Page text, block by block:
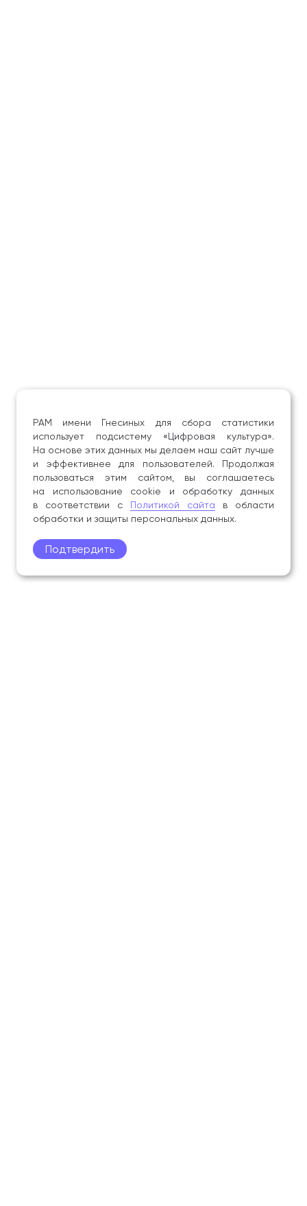
РАМ имени Гнесиных для сбора статистики
использует подсистему «Цифровая культура».
На основе этих данных мы делаем наш сайт лучше
и эффективнее для пользователей. Продолжая
пользоваться этим сайтом, вы соглашаетесь
на использование cookie и обработку данных
в соответствии с Политикой сайта в области
обработки и защиты персональных данных.
Подтвердить